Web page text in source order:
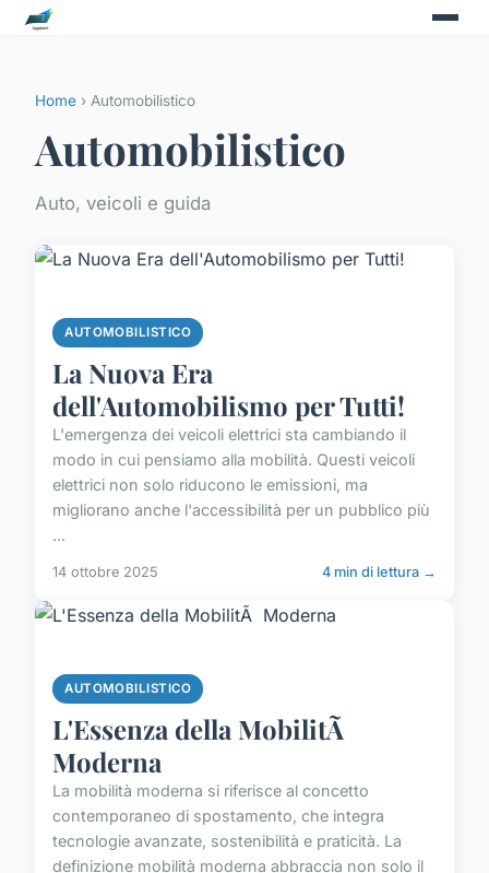
Home › Automobilistico
Automobilistico
Auto, veicoli e guida
AUTOMOBILISTICO
La Nuova Era
dell'Automobilismo per Tutti!
L'emergenza dei veicoli elettrici sta cambiando il
modo in cui pensiamo alla mobilità. Questi veicoli
elettrici non solo riducono le emissioni, ma
migliorano anche l'accessibilità per un pubblico più
...
14 ottobre 2025 4 min di lettura →
AUTOMOBILISTICO
L'Essenza della MobilitÃ
Moderna
La mobilità moderna si riferisce al concetto
contemporaneo di spostamento, che integra
tecnologie avanzate, sostenibilità e praticità. La
definizione mobilità moderna abbraccia non solo il